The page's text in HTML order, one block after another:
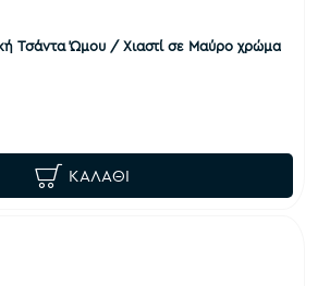
Τσάντα Ώμου / Χιαστί σε Μαύρο χρώμα
ΚΑΛΆΘΙ